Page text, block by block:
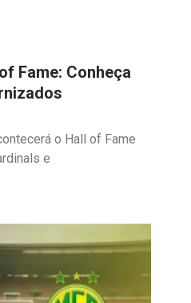
Fame: Conheça
o Hall of Fame
e